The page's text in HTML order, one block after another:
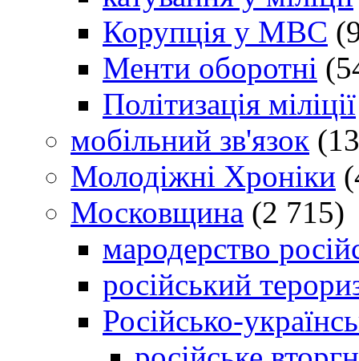
Корупція у МВС
Менти оборотні
Політизація міліції
мобільний зв'язок
Молодіжні Хроніки
Московщина (2 715)
мародерство
російський
Російсько-